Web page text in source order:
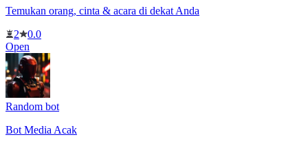
Temukan orang, cinta & acara di dekat Anda
2
0.0
Open
Random bot
Bot Media Acak